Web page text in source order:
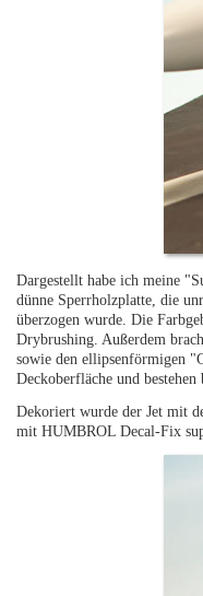
Dargestellt habe ich meine
dünne Sperrholzplatte, die
überzogen wurde. Die
Drybrushing. Außerdem
sowie den ellipsenförmigen
Deckoberfläche und
Dekoriert wurde der Jet mit
mit HUMBROL Decal-Fix